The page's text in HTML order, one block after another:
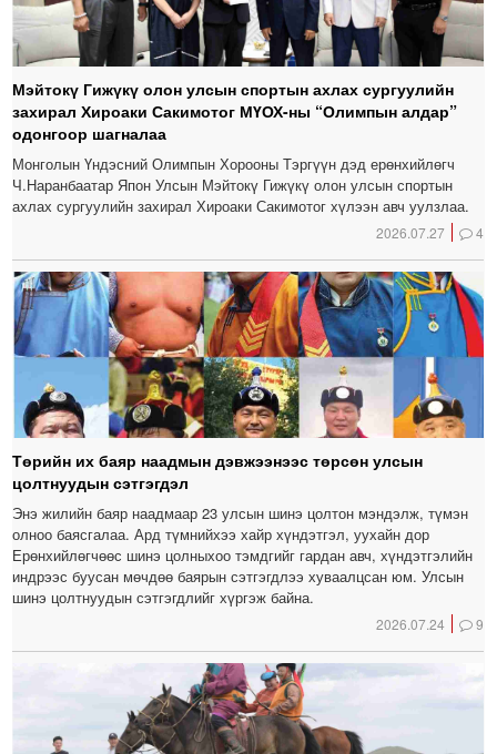
Мэйтокү Гижүкү олон улсын спортын ахлах сургуулийн
захирал Хироаки Сакимотог МҮОХ-ны “Олимпын алдар”
одонгоор шагналаа
Монголын Үндэсний Олимпын Хорооны Тэргүүн дэд ерөнхийлөгч
Ч.Наранбаатар Япон Улсын Мэйтокү Гижүкү олон улсын спортын
ахлах сургуулийн захирал Хироаки Сакимотог хүлээн авч уулзлаа.
2026.07.27 4
Төрийн их баяр наадмын дэвжээнээс төрсөн улсын
цолтнуудын сэтгэгдэл
Энэ жилийн баяр наадмаар 23 улсын шинэ цолтон мэндэлж, түмэн
олноо баясгалаа. Ард түмнийхээ хайр хүндэтгэл, уухайн дор
Ерөнхийлөгчөөс шинэ цолныхоо тэмдгийг гардан авч, хүндэтгэлийн
индрээс буусан мөчдөө баярын сэтгэгдлээ хуваалцсан юм. Улсын
шинэ цолтнуудын сэтгэгдлийг хүргэж байна.
2026.07.24 9